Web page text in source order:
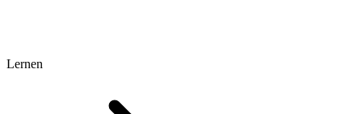
Lernen